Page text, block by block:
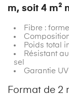
m, soit 4 m²
Fibre :
Poids total
Résistant
sel
Garantie
Format de 2